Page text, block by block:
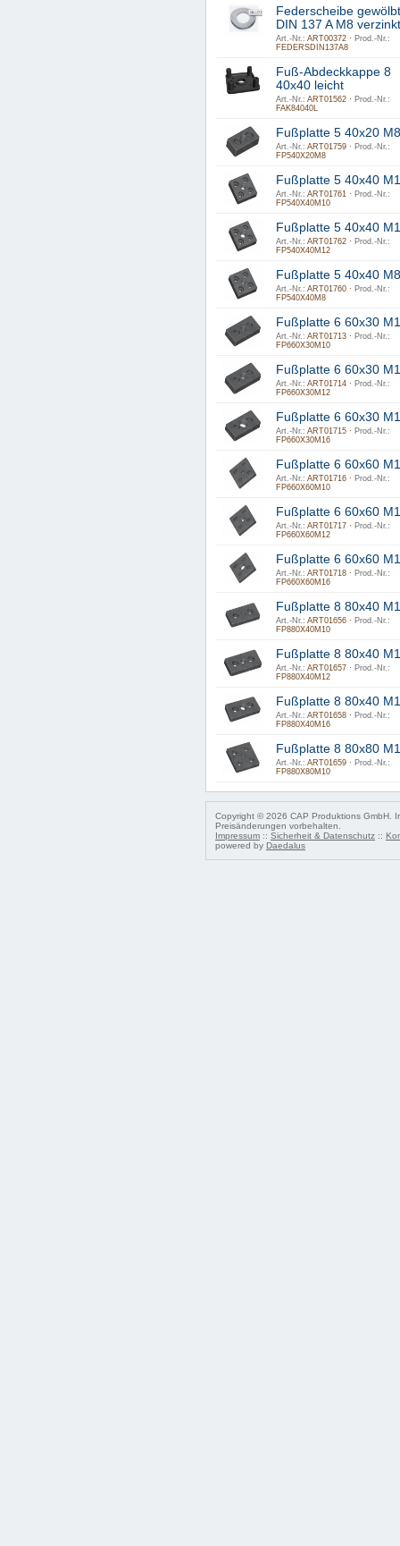
Federscheibe gewölbt
DIN 137 A M8 verzinkt
Art.-Nr.: ART00372 · Prod.-Nr.:
FEDERSDIN137A8
Fuß-Abdeckkappe 8
40x40 leicht
Art.-Nr.: ART01562 · Prod.-Nr.:
FAK84040L
Fußplatte 5 40x20 M8
Art.-Nr.: ART01759 · Prod.-Nr.:
FP540X20M8
Fußplatte 5 40x40
Art.-Nr.: ART01761 · Prod.-Nr.:
FP540X40M10
Fußplatte 5 40x40
Art.-Nr.: ART01762 · Prod.-Nr.:
FP540X40M12
Fußplatte 5 40x40 M8
Art.-Nr.: ART01760 · Prod.-Nr.:
FP540X40M8
Fußplatte 6 60x30
Art.-Nr.: ART01713 · Prod.-Nr.:
FP660X30M10
Fußplatte 6 60x30
Art.-Nr.: ART01714 · Prod.-Nr.:
FP660X30M12
Fußplatte 6 60x30
Art.-Nr.: ART01715 · Prod.-Nr.:
FP660X30M16
Fußplatte 6 60x60
Art.-Nr.: ART01716 · Prod.-Nr.:
FP660X60M10
Fußplatte 6 60x60
Art.-Nr.: ART01717 · Prod.-Nr.:
FP660X60M12
Fußplatte 6 60x60
Art.-Nr.: ART01718 · Prod.-Nr.:
FP660X60M16
Fußplatte 8 80x40
Art.-Nr.: ART01656 · Prod.-Nr.:
FP880X40M10
Fußplatte 8 80x40
Art.-Nr.: ART01657 · Prod.-Nr.:
FP880X40M12
Fußplatte 8 80x40
Art.-Nr.: ART01658 · Prod.-Nr.:
FP880X40M16
Fußplatte 8 80x80
Art.-Nr.: ART01659 · Prod.-Nr.:
FP880X80M10
Copyright © 2026 CAP Produktions GmbH.
Preisänderungen vorbehalten.
Impressum :: Sicherheit & Datenschutz ::
powered by Daedalus